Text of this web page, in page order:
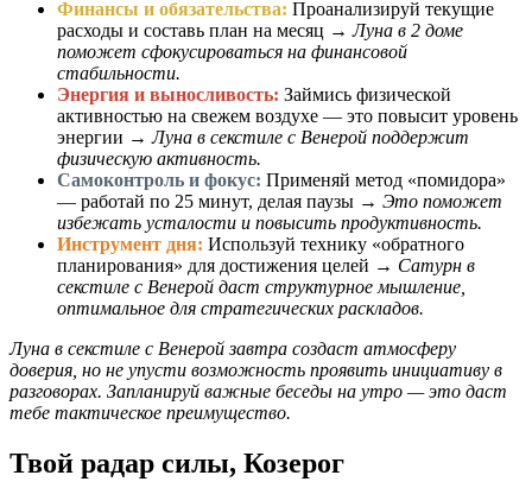
Финансы и обязательства: Проанализируй текущие
расходы и составь план на месяц →Луна в 2 доме
поможет сфокусироваться на финансовой
стабильности.
Энергия и выносливость: Займись физической
активностью на свежем воздухе — это повысит уровень
энергии →Луна в секстиле с Венерой поддержит
физическую активность.
Самоконтроль и фокус: Применяй метод «помидора»
— работай по 25 минут, делая паузы → Это поможет
избежать усталости и повысить продуктивность.
Инструмент дня: Используй технику «обратного
планирования» для достижения целей → Сатурн в
секстиле с Венерой даст структурное мышление,
оптимальное для стратегических раскладов.
Луна в секстиле с Венерой завтра создаст атмосферу
доверия, но не упусти возможность проявить инициативу в
разговорах. Запланируй важные беседы на утро — это даст
тебе тактическое преимущество.
Твой радар силы, Козерог